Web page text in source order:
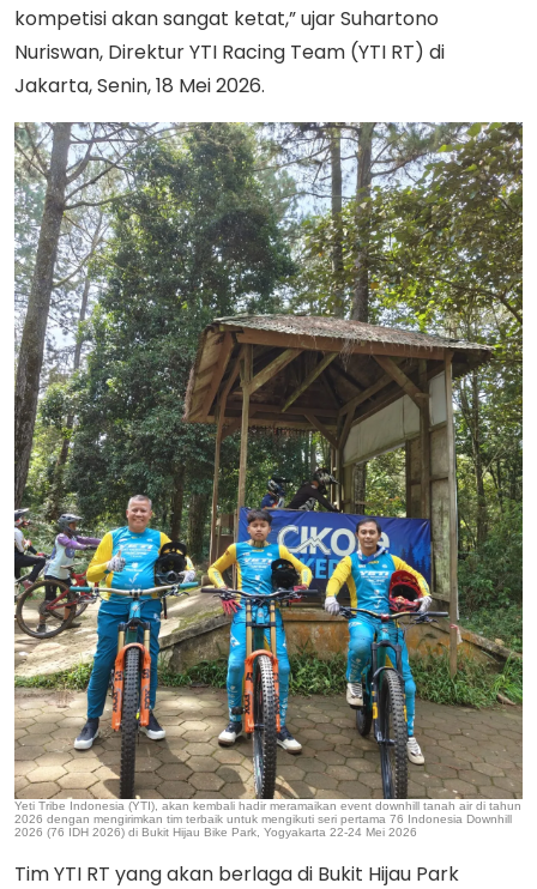
kompetisi akan sangat ketat,” ujar Suhartono
Nuriswan, Direktur YTI Racing Team (YTI RT) di
Jakarta, Senin, 18 Mei 2026.
Yeti Tribe Indonesia (YTI), akan kembali hadir meramaikan event downhill tanah air di tahun
2026 dengan mengirimkan tim terbaik untuk mengikuti seri pertama 76 Indonesia Downhill
2026 (76 IDH 2026) di Bukit Hijau Bike Park, Yogyakarta 22-24 Mei 2026
Tim YTI RT yang akan berlaga di Bukit Hijau Park